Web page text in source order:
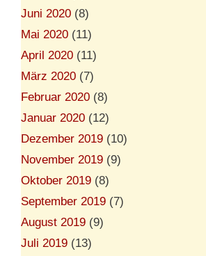
Juni 2020 (8)
Mai 2020 (11)
April 2020 (11)
März 2020 (7)
Februar 2020 (8)
Januar 2020 (12)
Dezember 2019 (10)
November 2019 (9)
Oktober 2019 (8)
September 2019 (7)
August 2019 (9)
Juli 2019 (13)